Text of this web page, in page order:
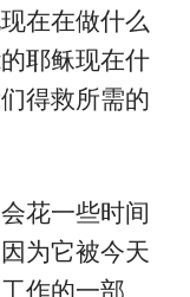
在在做什么
耶稣现在什
得救所需的
花一些时间
为它被今天
作的一部